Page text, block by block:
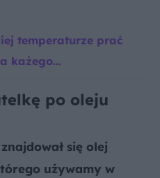
temperaturze prać
każego…
po oleju
się olej
używamy w